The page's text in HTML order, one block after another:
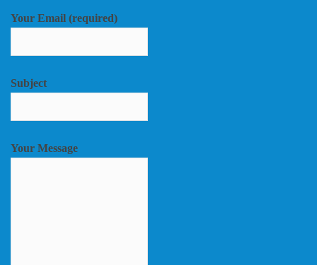
Your Email (required)
Subject
Your Message